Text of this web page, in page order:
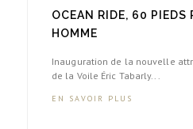
OCEAN RIDE, 60 PIEDS
HOMME
Inauguration de la nouvelle
de la Voile Éric Tabarly...
EN SAVOIR PLUS